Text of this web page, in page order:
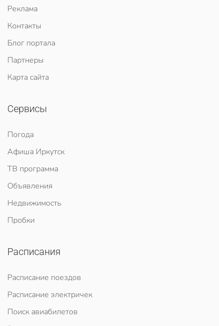
Реклама
Контакты
Блог портала
Партнеры
Карта сайта
Сервисы
Погода
Афиша Иркутск
ТВ программа
Объявления
Недвижимость
Пробки
Расписания
Расписание поездов
Расписание электричек
Поиск авиабилетов